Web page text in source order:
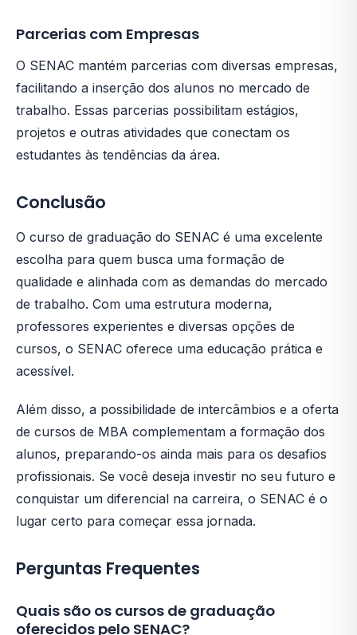
Parcerias com Empresas
O SENAC mantém parcerias com diversas empresas,
facilitando a inserção dos alunos no mercado de
trabalho. Essas parcerias possibilitam estágios,
projetos e outras atividades que conectam os
estudantes às tendências da área.
Conclusão
O curso de graduação do SENAC é uma excelente
escolha para quem busca uma formação de
qualidade e alinhada com as demandas do mercado
de trabalho. Com uma estrutura moderna,
professores experientes e diversas opções de
cursos, o SENAC oferece uma educação prática e
acessível.
Além disso, a possibilidade de intercâmbios e a oferta
de cursos de MBA complementam a formação dos
alunos, preparando-os ainda mais para os desafios
profissionais. Se você deseja investir no seu futuro e
conquistar um diferencial na carreira, o SENAC é o
lugar certo para começar essa jornada.
Perguntas Frequentes
Quais são os cursos de graduação
oferecidos pelo SENAC?